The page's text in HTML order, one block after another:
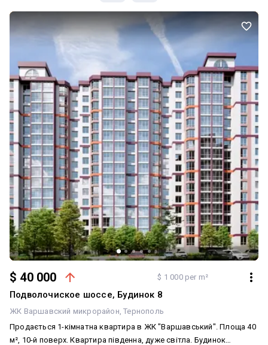
$ 40 000 $ 1 000 per m²
Подволочиское шоссе, Будинок 8
ЖК Варшавский микрорайон Тернополь
Продається 1-кімнатна квартира в ЖК "Варшавський". Площа 40
м², 10-й поверх. Квартира південна, дуже світла. Будинок